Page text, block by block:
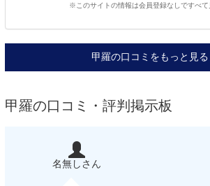
※このサイトの情報は会員登録なしですべて
甲羅の口コミをもっと見る
甲羅の口コミ・評判掲示板
名無しさん